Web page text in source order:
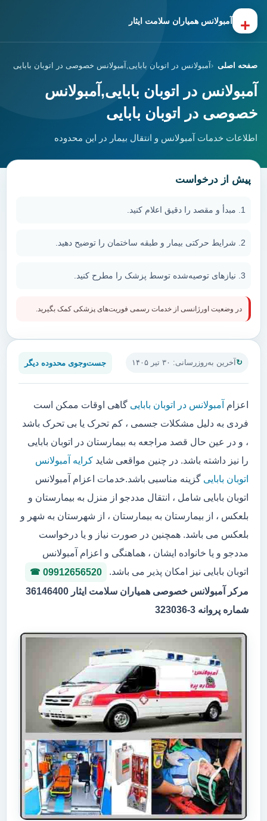
+ آمبولانس همیاران سلامت ایثار
صفحه اصلی آمبولانس در اتوبان بابایی,آمبولانس خصوصی در اتوبان بابایی
آمبولانس در اتوبان بابایی,آمبولانس
خصوصی در اتوبان بابایی
اطلاعات خدمات آمبولانس و انتقال بیمار در این محدوده
آخرین به‌روزرسانی: ۳۰ تیر ۱۴۰۵ جست‌وجوی محدوده دیگر
اعزام آمبولانس در اتوبان بابایی گاهی اوقات ممکن است
فردی به دلیل مشکلات جسمی ، کم تحرک یا بی تحرک باشد
، و در عین حال قصد مراجعه به بیمارستان در اتوبان بابایی
را نیز داشته باشد. در چنین مواقعی شاید کرایه آمبولانس
اتوبان بابایی گزینه مناسبی باشد.خدمات اعزام آمبولانس
اتوبان بابایی شامل ، انتقال مددجو از منزل به بیمارستان و
بلعکس ، از بیمارستان به بیمارستان ، از شهرستان به شهر و
بلعکس می باشد. همچنین در صورت نیاز و یا درخواست
مددجو و یا خانواده ایشان ، هماهنگی و اعزام آمبولانس
اتوبان بابایی نیز امکان پذیر می باشد.
09912656520
مرکر آمبولانس خصوصی همیاران سلامت ایثار 36146400
شماره پروانه 3-323036
پیش از درخواست
مبدأ و مقصد را دقیق اعلام کنید.
شرایط حرکتی بیمار و طبقه ساختمان را توضیح دهید.
نیازهای توصیه‌شده توسط پزشک را مطرح کنید.
در وضعیت اورژانسی از خدمات رسمی فوریت‌های پزشکی کمک بگیرید.